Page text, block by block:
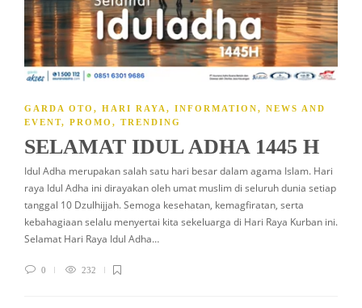
GARDA OTO , HARI RAYA , INFORMATION, NEWS AND
EVENT, PROMO , TRENDING
SELAMAT IDUL ADHA 1445 H
Idul Adha merupakan salah satu hari besar dalam agama Islam. Hari
raya Idul Adha ini dirayakan oleh umat muslim di seluruh dunia setiap
tanggal 10 Dzulhijjah. Semoga kesehatan, kemagfiratan, serta
kebahagiaan selalu menyertai kita sekeluarga di Hari Raya Kurban ini.
Selamat Hari Raya Idul Adha…
0 232